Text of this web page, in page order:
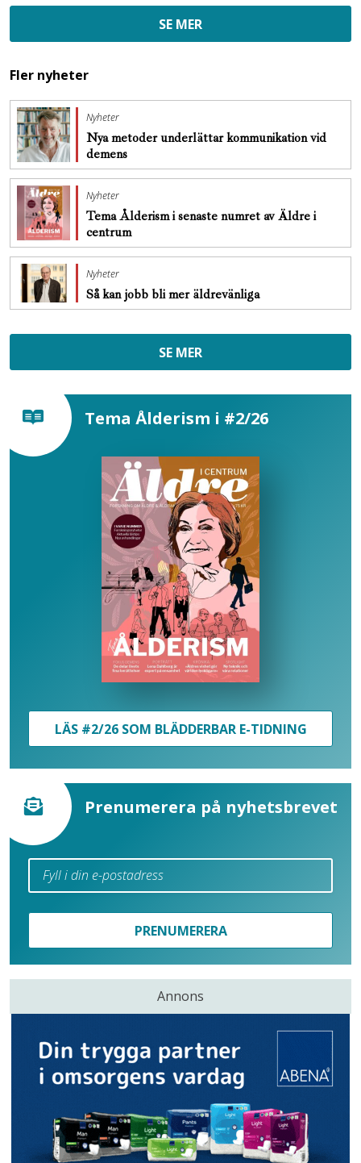
SE MER
Fler nyheter
Nyheter
Nya metoder underlättar kommunikation vid
demens
Nyheter
Tema Ålderism i senaste numret av Äldre i
centrum
Nyheter
Så kan jobb bli mer äldrevänliga
SE MER
Tema Ålderism i #2/26
LÄS #2/26 SOM BLÄDDERBAR E-TIDNING
Prenumerera på nyhetsbrevet
PRENUMERERA
Annons